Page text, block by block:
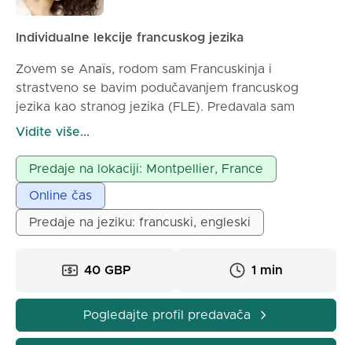
Individualne lekcije francuskog jezika
Zovem se Anаїs, rodom sam Francuskinja i
strastveno se bavim podučavanjem francuskog
jezika kao stranog jezika (FLE). Predavala sam
francuski u Londonu tokom 6 godina studentima svih
Državama kao au-pair, gde sam podučavala francuski
decu dok sam usavršavala svoj engleski. Moji kursevi
su praktični, personalizovani i prijatni. Prilagođavam
se potrebama i nivou svakog studenta, bilo da je u
pitanju putovanje, posao, ispite ili svakodnevni život.
revizija vokabulara, praktični vežbi, vođena
govoru. Zahvaljujući mojim kursevima, moći ćete da
govorite francuski sa samopouzdanjem, razumete
Vidite više...
Predaje na lokaciji: Montpellier, France
Online čas
Predaje na jeziku: francuski, engleski
40 GBP 1 min
Pogledajte profil predavača